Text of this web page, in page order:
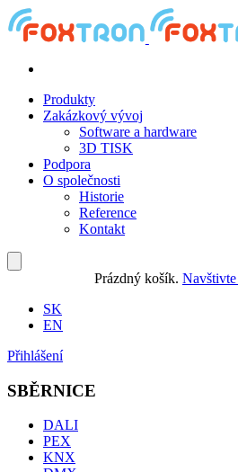
Produkty
Zakázkový vývoj
Software a hardware
3D TISK
Podpora
O společnosti
Historie
Reference
Kontakt
Prázdný košík. Navštivte
SK
EN
Přihlášení
SBĚRNICE
DALI
PEX
KNX